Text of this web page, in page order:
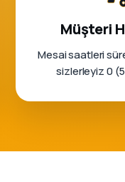
Müşteri
Mesai saatleri
sizlerleyiz 0